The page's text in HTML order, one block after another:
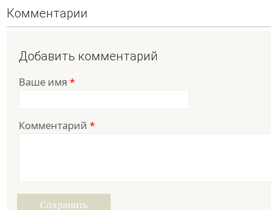
Комментарии
Добавить комментарий
Ваше имя *
Комментарий *